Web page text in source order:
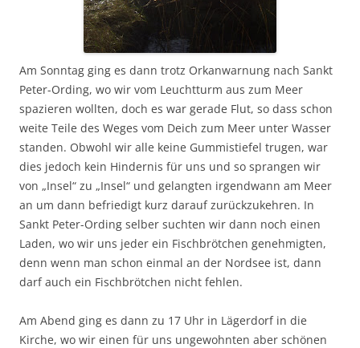
Am Sonntag ging es dann trotz Orkanwarnung nach Sankt
Peter-Ording, wo wir vom Leuchtturm aus zum Meer
spazieren wollten, doch es war gerade Flut, so dass schon
weite Teile des Weges vom Deich zum Meer unter Wasser
standen. Obwohl wir alle keine Gummistiefel trugen, war
dies jedoch kein Hindernis für uns und so sprangen wir
von „Insel“ zu „Insel“ und gelangten irgendwann am Meer
an um dann befriedigt kurz darauf zurückzukehren. In
Sankt Peter-Ording selber suchten wir dann noch einen
Laden, wo wir uns jeder ein Fischbrötchen genehmigten,
denn wenn man schon einmal an der Nordsee ist, dann
darf auch ein Fischbrötchen nicht fehlen.
Am Abend ging es dann zu 17 Uhr in Lägerdorf in die
Kirche, wo wir einen für uns ungewohnten aber schönen